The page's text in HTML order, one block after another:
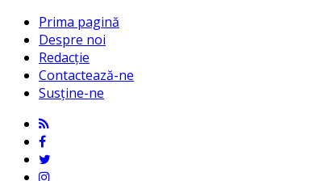
Prima pagină
Despre noi
Redacție
Contactează-ne
Susține-ne